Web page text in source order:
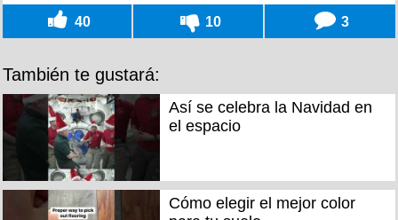
40 10 3
También te gustará:
Así se celebra la Navidad en
el espacio
Cómo elegir el mejor color